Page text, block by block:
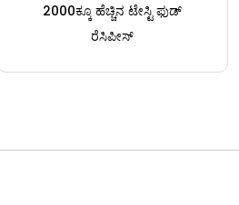
2000ಕ್ಕೂ ಹೆಚ್ಚಿನ ಟೇಸ್ಟಿ ಫುಡ್
ರೆಸಿಪೀಸ್